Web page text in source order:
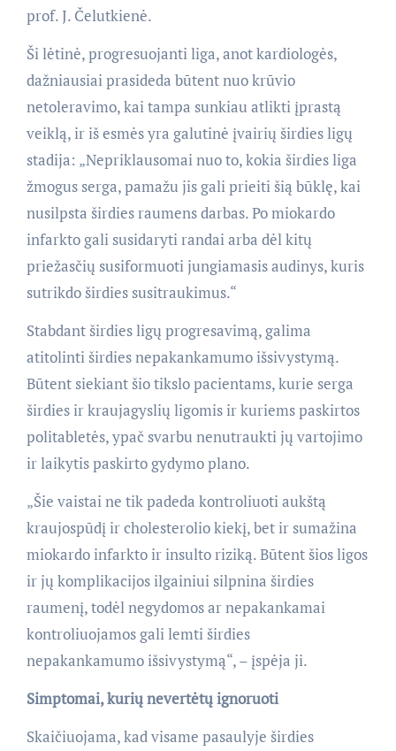
prof. J. Čelutkienė.
Ši lėtinė, progresuojanti liga, anot kardiologės,
dažniausiai prasideda būtent nuo krūvio
netoleravimo, kai tampa sunkiau atlikti įprastą
veiklą, ir iš esmės yra galutinė įvairių širdies ligų
stadija: „Nepriklausomai nuo to, kokia širdies liga
žmogus serga, pamažu jis gali prieiti šią būklę, kai
nusilpsta širdies raumens darbas. Po miokardo
infarkto gali susidaryti randai arba dėl kitų
priežasčių susiformuoti jungiamasis audinys, kuris
sutrikdo širdies susitraukimus.“
Stabdant širdies ligų progresavimą, galima
atitolinti širdies nepakankamumo išsivystymą.
Būtent siekiant šio tikslo pacientams, kurie serga
širdies ir kraujagyslių ligomis ir kuriems paskirtos
politabletės, ypač svarbu nenutraukti jų vartojimo
ir laikytis paskirto gydymo plano.
„Šie vaistai ne tik padeda kontroliuoti aukštą
kraujospūdį ir cholesterolio kiekį, bet ir sumažina
miokardo infarkto ir insulto riziką. Būtent šios ligos
ir jų komplikacijos ilgainiui silpnina širdies
raumenį, todėl negydomos ar nepakankamai
kontroliuojamos gali lemti širdies
nepakankamumo išsivystymą“, – įspėja ji.
Simptomai, kurių nevertėtų ignoruoti
Skaičiuojama, kad visame pasaulyje širdies